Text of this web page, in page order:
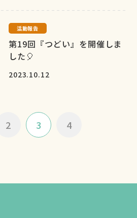
活動報告
第19回『つどい』を開催しま
した🎈
2023.10.12
2 3 4